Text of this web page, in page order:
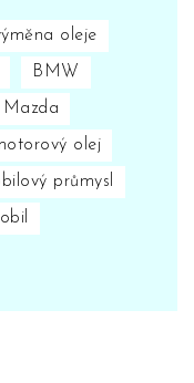
oleje
BMW
Mazda
olej
průmysl